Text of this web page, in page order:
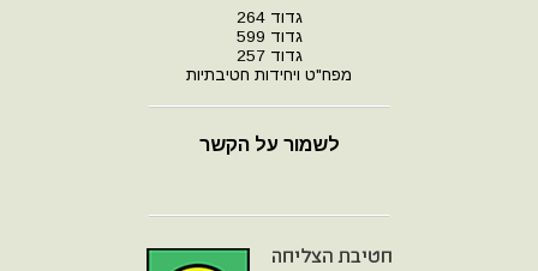
גדוד 264
גדוד 599
גדוד 257
מפח"ט ויחידות חטיבתיות
לשמור על הקשר